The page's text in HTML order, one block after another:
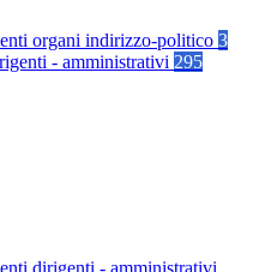
organi indirizzo-politico 3
- amministrativi 295